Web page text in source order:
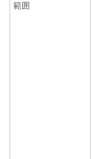
範囲